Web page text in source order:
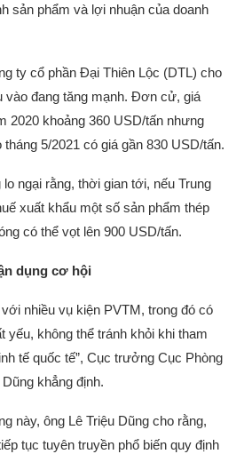
sản phẩm và lợi nhuận của doanh
ty cổ phần Đại Thiên Lộc (DTL) cho
vào đang tăng mạnh. Đơn cử, giá
2020 khoảng 360 USD/tấn nhưng
5/2021 có giá gần 830 USD/tấn.
ngại rằng, thời gian tới, nếu Trung
xuất khẩu một số sản phẩm thép
có thể vọt lên 900 USD/tấn.
dụng cơ hội
nhiều vụ kiện PVTM, trong đó có
yếu, không thể tránh khỏi khi tham
tế quốc tế”, Cục trưởng Cục Phòng
khẳng định.
này, ông Lê Triệu Dũng cho rằng,
tục tuyên truyền phổ biến quy định